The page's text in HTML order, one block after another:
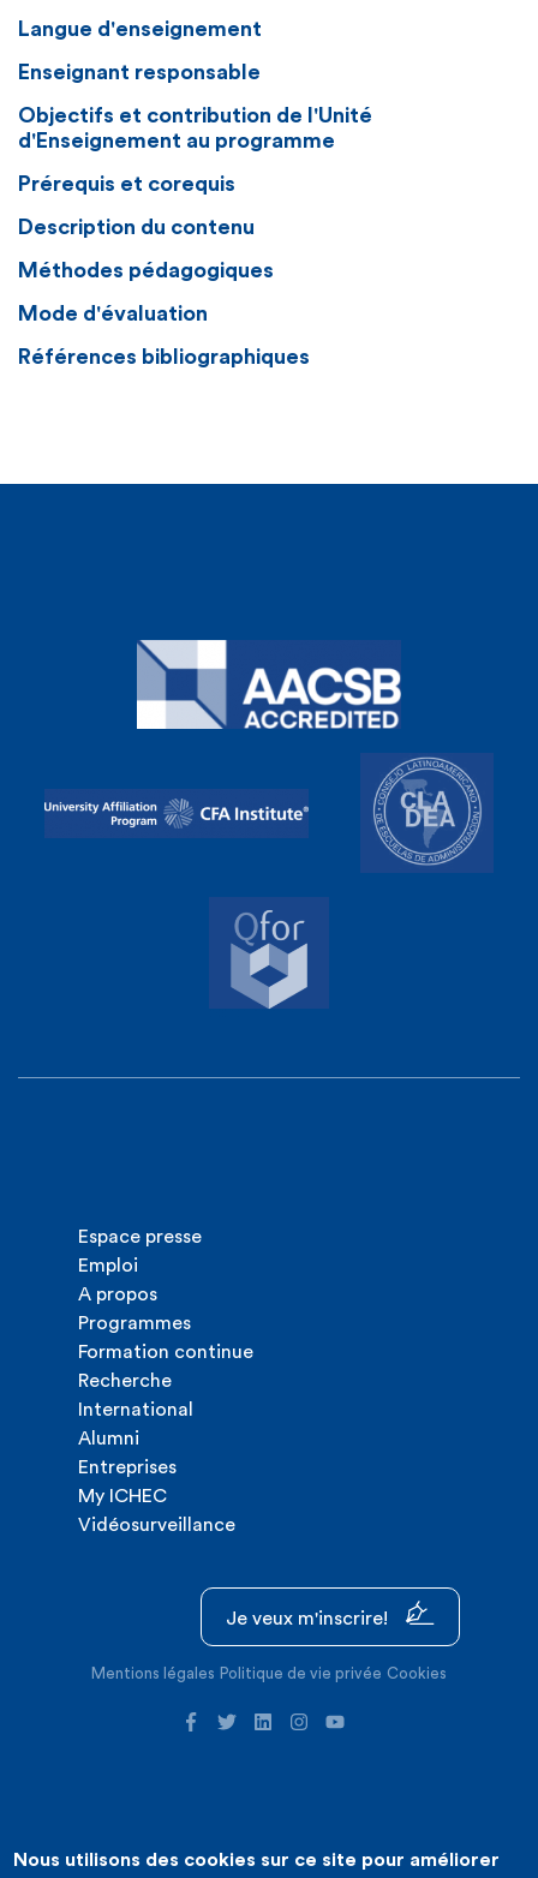
Langue d'enseignement
Enseignant responsable
Objectifs et contribution de l'Unité
d'Enseignement au programme
Prérequis et corequis
Description du contenu
Méthodes pédagogiques
Mode d'évaluation
Références bibliographiques
Espace presse
Emploi
A propos
Programmes
Formation continue
Recherche
International
Alumni
Entreprises
My ICHEC
Vidéosurveillance
Je veux m'inscrire!
Mentions légales Politique de vie privée Cookies
©2026 ICHEC |Création de site internet : Expansion
Nous utilisons des cookies sur ce site pour améliorer